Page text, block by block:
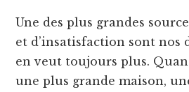
Une des plus grandes
et d’insatisfaction sont nos
en veut toujours plus.
une plus grande maison,